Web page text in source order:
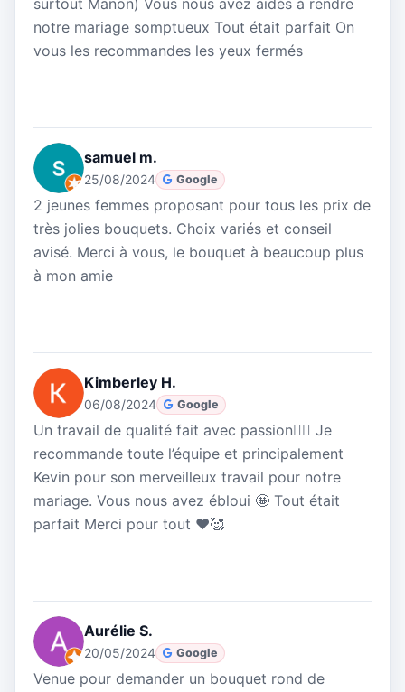
surtout Manon) Vous nous avez aidés à rendre
notre mariage somptueux Tout était parfait On
vous les recommandes les yeux fermés
samuel m.
25/08/2024 Google
2 jeunes femmes proposant pour tous les prix de
très jolies bouquets. Choix variés et conseil
avisé. Merci à vous, le bouquet à beaucoup plus
à mon amie
Kimberley H.
06/08/2024 Google
Un travail de qualité fait avec passion👌🏼 Je
recommande toute l’équipe et principalement
Kevin pour son merveilleux travail pour notre
mariage. Vous nous avez ébloui 🤩 Tout était
parfait Merci pour tout ♥️🥰
Aurélie S.
20/05/2024 Google
Venue pour demander un bouquet rond de